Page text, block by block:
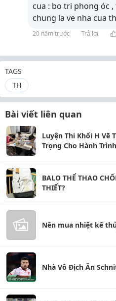
cua : bo tri phong óc
chung la ve nha cua
20 năm trước Trả lời
TAGS
TH
Bài viết liên quan
Luyện Thi Khối H Vẽ
Trọng Cho Hành
BALO THỂ THAO
THIẾT?
Nên mua nhiệt kế
Nhà Vô Địch Ăn